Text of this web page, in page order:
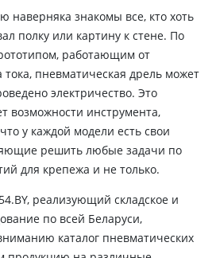
наверняка знакомы все, кто хоть
полку или картину к стене. По
работающим от
тока, пневматическая дрель может
электричество. Это
возможности инструмента,
у каждой модели есть свои
решить любые задачи по
для крепежа и не только.
реализующий складское и
по всей Беларуси,
каталог пневматических